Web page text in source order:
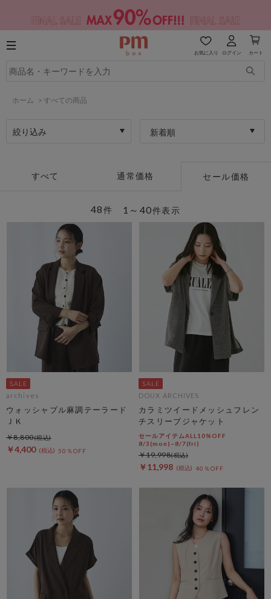
お気に入り ログイン カート
ホーム > すべての商品
絞り込み 新着順
すべて 通常価格 セール価格
1～40件表示
48件
archives
ウォッシャブル麻調テーラード
ＪＫ
￥4,400 50％OFF
￥8,800
DOUX ARCHIVES
カラミツイードメッシュフレン
チスリーブジャケット
セールアイテムALL10%OFF
8/3(mon)~8/7(fri)
￥11,998 40％OFF
￥19,998